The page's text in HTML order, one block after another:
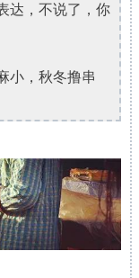
达，不说了，你
小，秋冬撸串